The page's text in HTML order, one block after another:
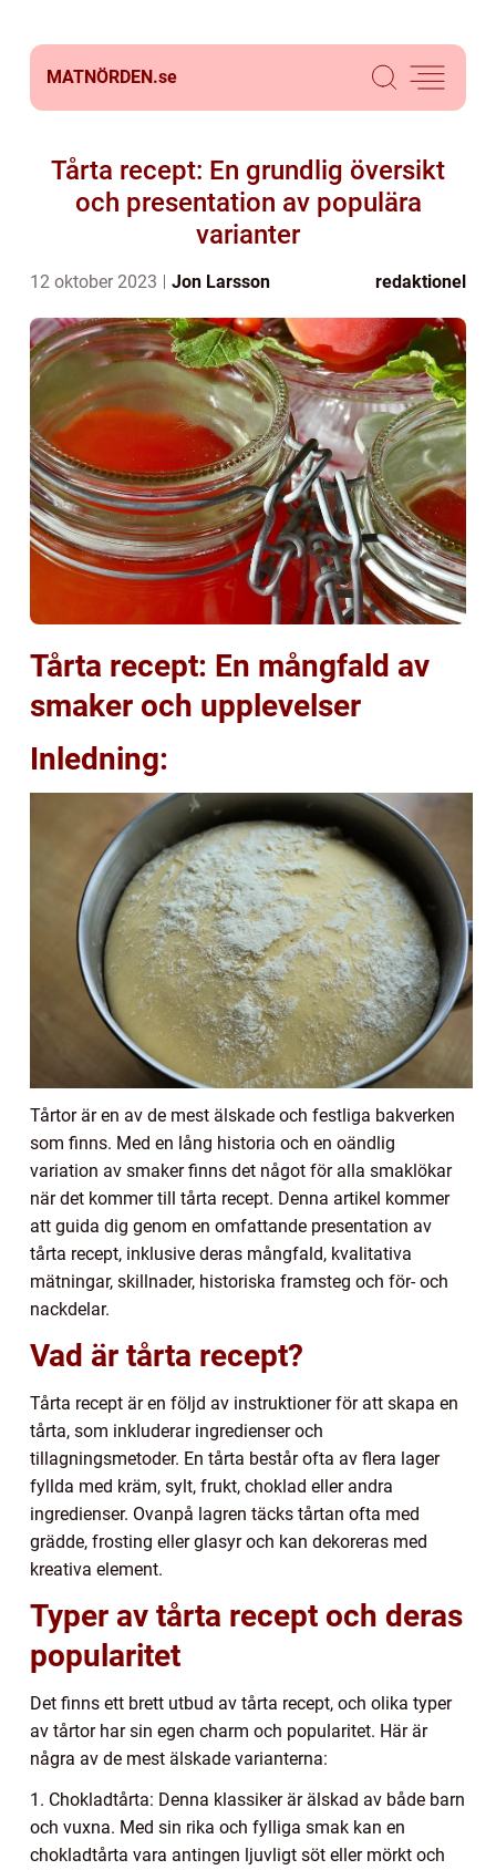
MATNÖRDEN.se
Tårta recept: En grundlig översikt
och presentation av populära
varianter
12 oktober 2023 Jon Larsson redaktionel
Tårta recept: En mångfald av
smaker och upplevelser
Inledning:
Tårtor är en av de mest älskade och festliga bakverken
som finns. Med en lång historia och en oändlig
variation av smaker finns det något för alla smaklökar
när det kommer till tårta recept. Denna artikel kommer
att guida dig genom en omfattande presentation av
tårta recept, inklusive deras mångfald, kvalitativa
mätningar, skillnader, historiska framsteg och för- och
nackdelar.
Vad är tårta recept?
Tårta recept är en följd av instruktioner för att skapa en
tårta, som inkluderar ingredienser och
tillagningsmetoder. En tårta består ofta av flera lager
fyllda med kräm, sylt, frukt, choklad eller andra
ingredienser. Ovanpå lagren täcks tårtan ofta med
grädde, frosting eller glasyr och kan dekoreras med
kreativa element.
Typer av tårta recept och deras
popularitet
Det finns ett brett utbud av tårta recept, och olika typer
av tårtor har sin egen charm och popularitet. Här är
några av de mest älskade varianterna:
1. Chokladtårta: Denna klassiker är älskad av både barn
och vuxna. Med sin rika och fylliga smak kan en
chokladtårta vara antingen ljuvligt söt eller mörkt och